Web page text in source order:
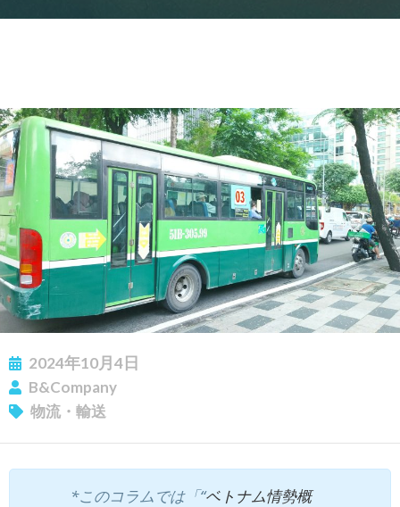
2024年10月4日
B&Company
物流・輸送
*このコラムでは「“ベトナム情勢概